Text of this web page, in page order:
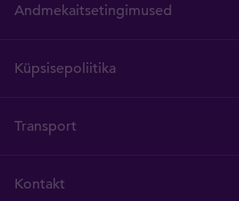
Andmekaitsetingimused
Küpsisepoliitika
Transport
Kontakt